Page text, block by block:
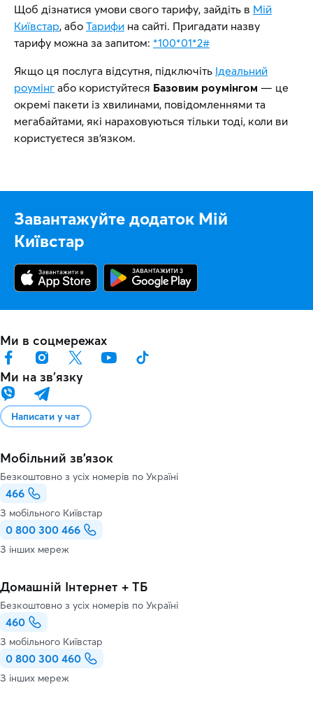
Щоб дізнатися умови свого тарифу, зайдіть в Мій
Київстар, або Тарифи на сайті. Пригадати назву
тарифу можна за запитом: *100*01*2#
Якщо ця послуга відсутня, підключіть Ідеальний
роумінг або користуйтеся Базовим роумінгом — це
окремі пакети із хвилинами, повідомленнями та
мегабайтами, які нараховуються тільки тоді, коли ви
користуєтеся зв’язком.
Завантажуйте додаток Мій
Київстар
Ми в соцмережах
Ми на звʼязку
Написати у чат
Мобільний зв'язок
Безкоштовно з усіх номерів по Україні
466
З мобільного Київстар
0 800 300 466
З інших мереж
Домашній Інтернет + ТБ
Безкоштовно з усіх номерів по Україні
460
З мобільного Київстар
0 800 300 460
З інших мереж